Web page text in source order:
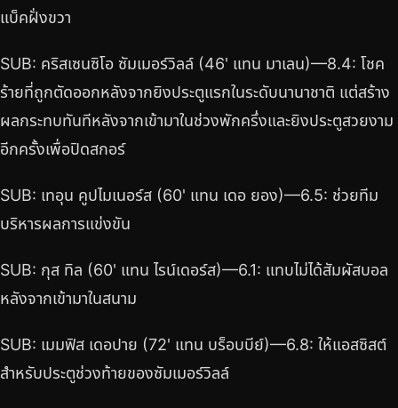
แบ็คฝั่งขวา
SUB: คริสเซนซิโอ ซัมเมอร์วิลล์ (46' แทน มาเลน)—8.4: โชค
ร้ายที่ถูกตัดออกหลังจากยิงประตูแรกในระดับนานาชาติ แต่สร้าง
ผลกระทบทันทีหลังจากเข้ามาในช่วงพักครึ่งและยิงประตูสวยงาม
อีกครั้งเพื่อปิดสกอร์
SUB: เทอุน คูปไมเนอร์ส (60' แทน เดอ ยอง)—6.5: ช่วยทีม
บริหารผลการแข่งขัน
SUB: กุส ทิล (60' แทน ไรน์เดอร์ส)—6.1: แทบไม่ได้สัมผัสบอล
หลังจากเข้ามาในสนาม
SUB: เมมฟิส เดอปาย (72' แทน บร็อบบีย์)—6.8: ให้แอสซิสต์
สำหรับประตูช่วงท้ายของซัมเมอร์วิลล์